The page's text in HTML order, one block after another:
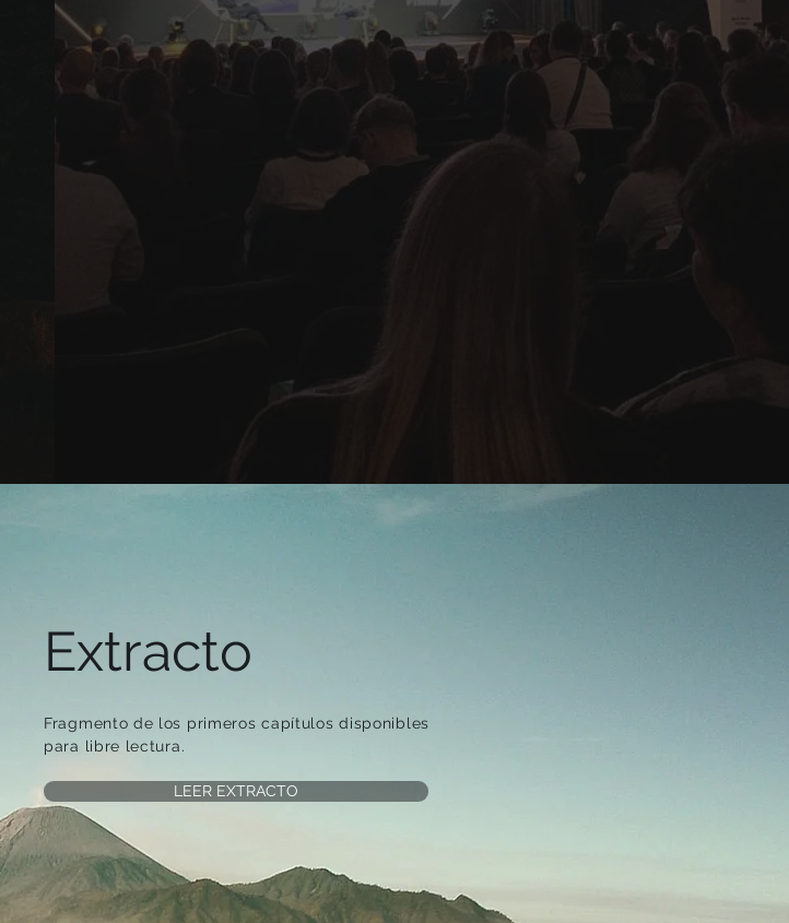
Extracto
Fragmento de los primeros capítulos disponibles
para libre lectura.
LEER EXTRACTO